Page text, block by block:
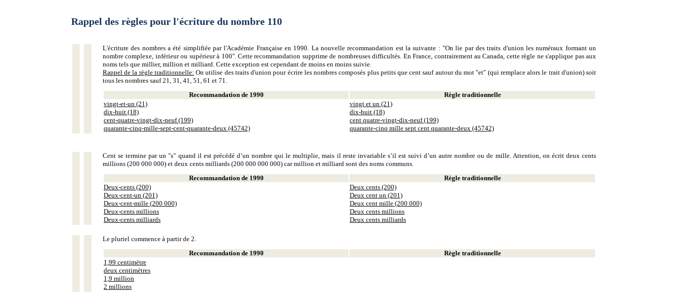
Rappel des règles pour l'écriture du nombre 110
L'écriture des nombres a été simplifiée par l'Académie Française en 1990. La nouvelle recommandation est la suivante : "On lie par des traits d'union les numéraux formant un
nombre complexe, inférieur ou supérieur à 100". Cette recommandation supprime de nombreuses difficultés. En France, contrairement au Canada, cette règle ne s'applique pas aux
noms tels que millier, million et milliard. Cette exception est cependant de moins en moins suivie.
Rappel de la règle traditionnelle: On utilise des traits d'union pour écrire les nombres composés plus petits que cent sauf autour du mot "et" (qui remplace alors le trait d'union) soit
tous les nombres sauf 21, 31, 41, 51, 61 et 71.
Recommandation de 1990
Règle traditionnelle
vingt-et-un (21)
dix-huit (18)
cent-quatre-vingt-dix-neuf (199)
quarante-cinq-mille-sept-cent-quarante-deux (45742)
vingt et un (21)
dix-huit (18)
cent quatre-vingt-dix-neuf (199)
quarante-cinq mille sept cent quarante-deux (45742)
Cent se termine par un "s" quand il est précédé d’un nombre qui le multiplie, mais il reste invariable s’il est suivi d’un autre nombre ou de mille. Attention, on écrit deux cents
millions (200 000 000) et deux cents milliards (200 000 000 000) car million et milliard sont des noms communs.
Recommandation de 1990
Règle traditionnelle
Deux-cents (200)
Deux-cent-un (201)
Deux-cent-mille (200 000)
Deux-cents millions
Deux-cents milliards
Deux cents (200)
Deux cent un (201)
Deux cent mille (200 000)
Deux cents millions
Deux cents milliards
Le pluriel commence à partir de 2.
Recommandation de 1990
Règle traditionnelle
1,99 centimètre
deux centimètres
1,9 million
2 millions